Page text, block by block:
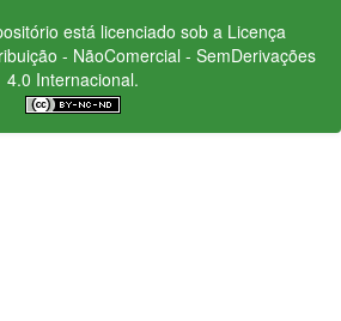
está licenciado sob a Licença
- NãoComercial - SemDerivações
4.0 Internacional.